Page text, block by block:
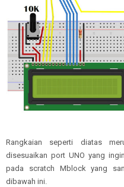
Rangkaian seperti diatas
disesuaikan port UNO yang
pada scratch Mblock yang
dibawah ini.